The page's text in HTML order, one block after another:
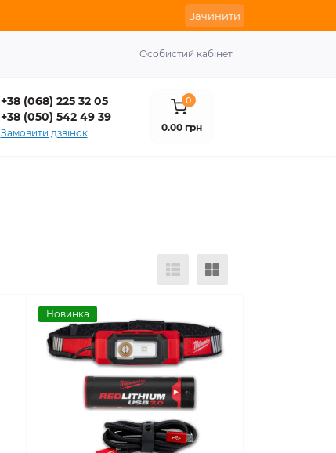
Зачинити
Особистий кабінет
+38 (068) 225 32 05
+38 (050) 542 49 39
Замовити дзвінок
0
0.00 грн
Новинка